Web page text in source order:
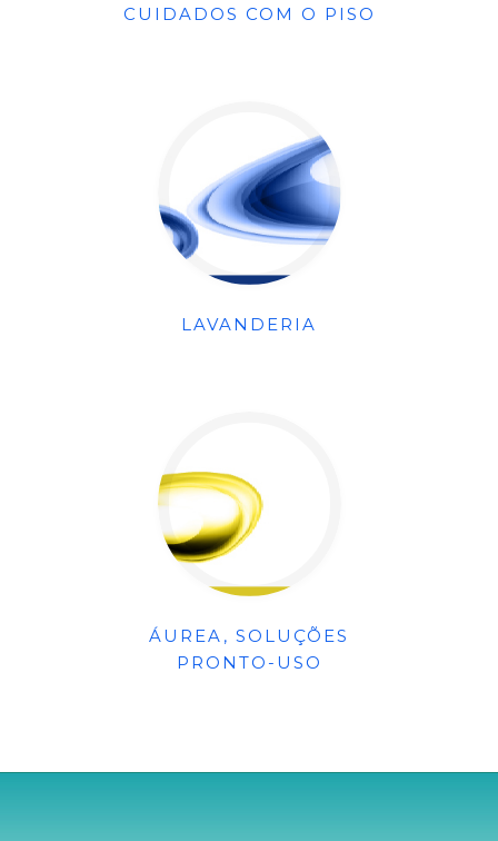
CUIDADOS COM O PISO
LAVANDERIA
ÁUREA, SOLUÇÕES
PRONTO-USO